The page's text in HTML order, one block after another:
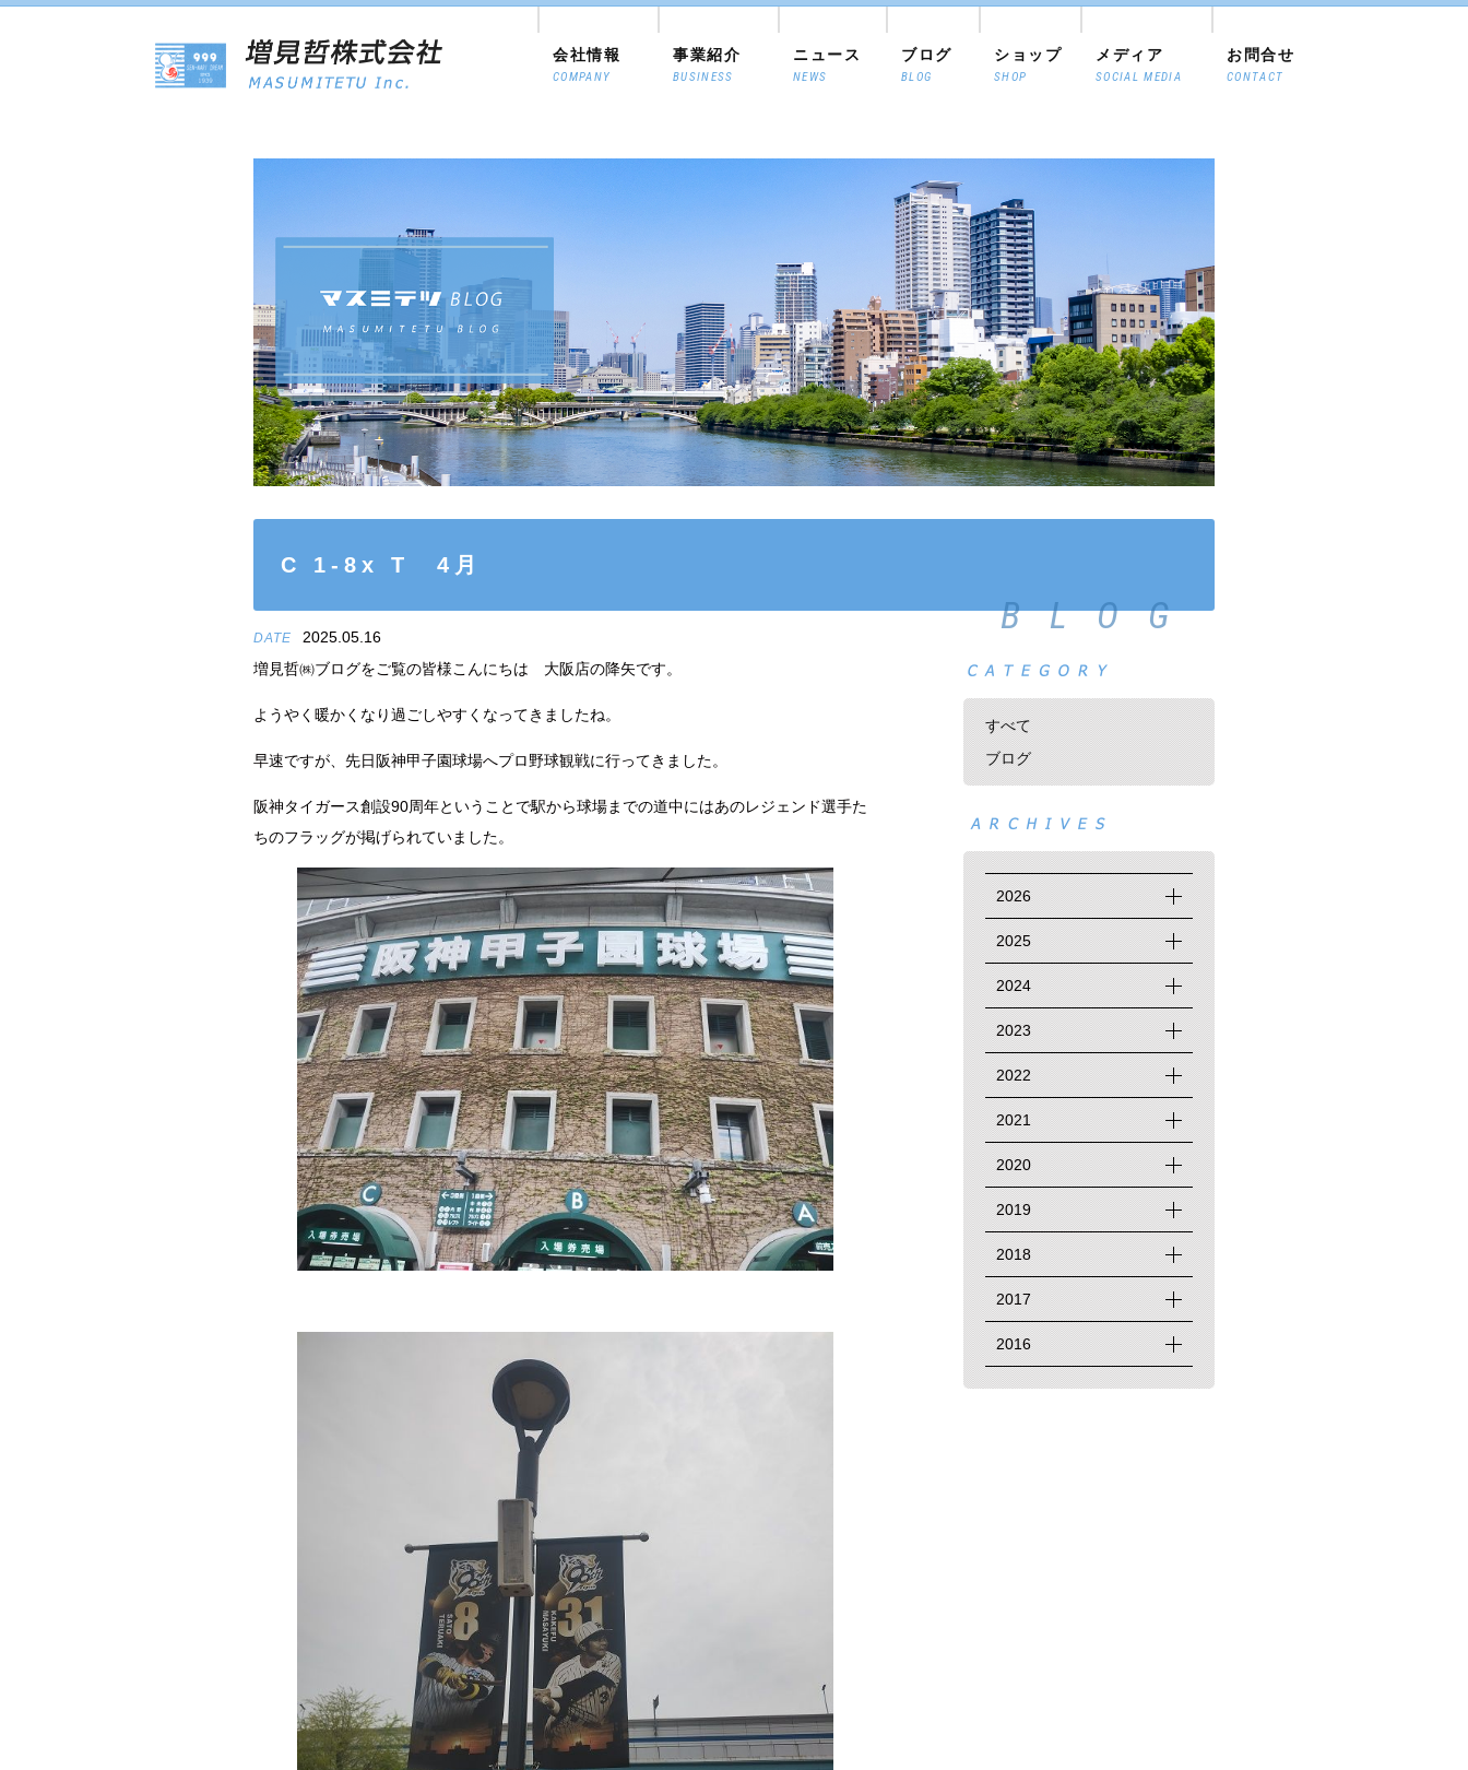
会社情報
COMPANY
事業紹介
BUSINESS
ニュース
NEWS
ブログ
BLOG
ショップ
SHOP
メディア
SOCIAL MEDIA
お問合せ
CONTACT
C 1-8x T 4月
BLOG
DATE
2025.05.16
増見哲㈱ブログをご覧の皆様こんにちは 大阪店の降矢です。
ようやく暖かくなり過ごしやすくなってきましたね。
早速ですが、先日阪神甲子園球場へプロ野球観戦に行ってきました。
阪神タイガース創設90周年ということで駅から球場までの道中にはあのレジェンド選手た
ちのフラッグが掲げられていました。
すべて
ブログ
2026
2025
2024
2023
2022
2021
2020
2019
2018
2017
2016